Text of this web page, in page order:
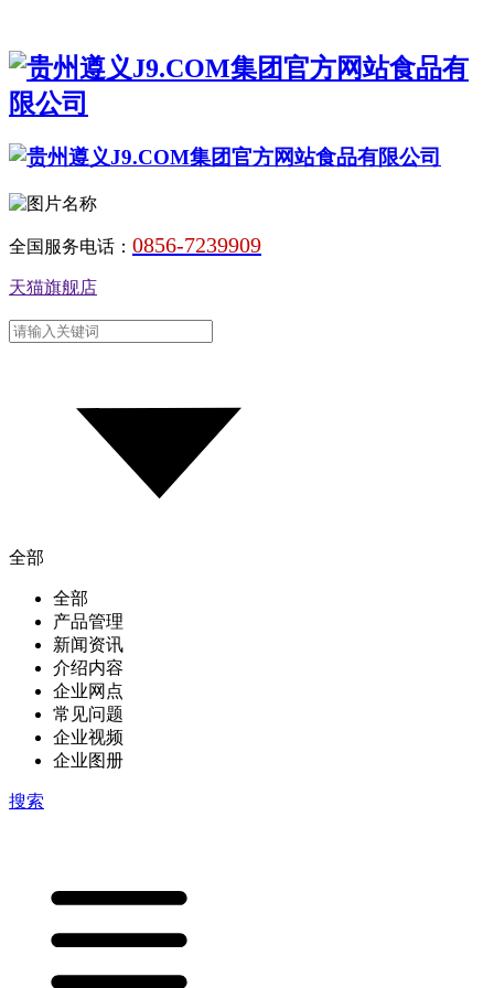
全国服务电话： 0856-7239909
天猫旗舰店
全部
全部
产品管理
新闻资讯
介绍内容
企业网点
常见问题
企业视频
企业图册
搜索